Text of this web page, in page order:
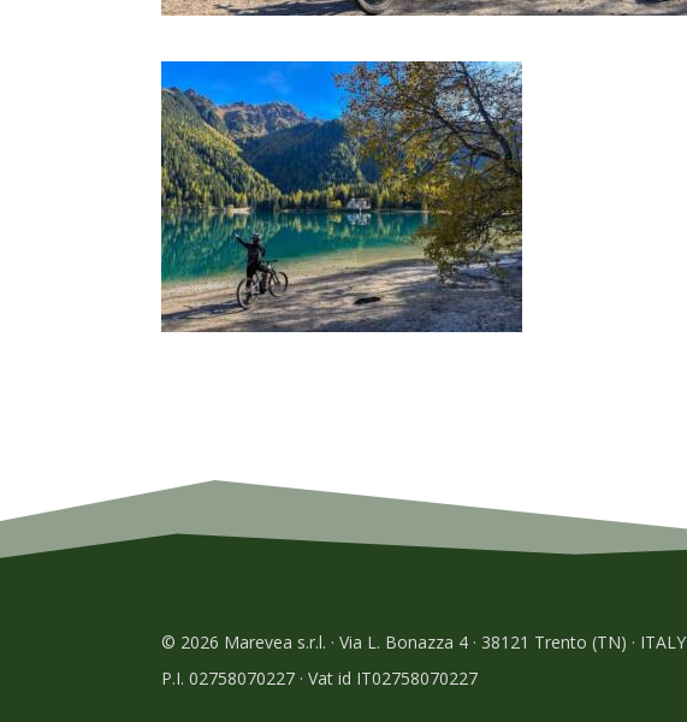
© 2026 Marevea s.r.l. · Via L. Bonazza 4 · 38121 Trento (TN) · ITALY
P.I. 02758070227 · Vat id IT02758070227